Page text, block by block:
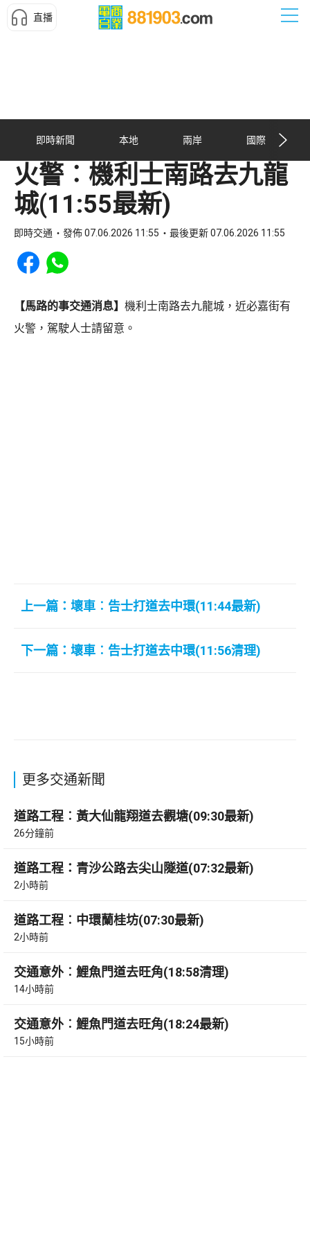
直播
即時新聞 本地 兩岸 國際
火警︰機利士南路去九龍
城(11:55最新)
即時交通 發佈 07.06.2026 11:55 最後更新 07.06.2026 11:55
Share to Facebook
Share to WhatsApp
【馬路的事交通消息】 機利士南路去九龍城，近必嘉街有
火警，駕駛人士請留意。
上一篇：壞車︰告士打道去中環(11:44最新)
下一篇：壞車︰告士打道去中環(11:56清理)
更多交通新聞
道路工程︰黃大仙龍翔道去觀塘(09:30最新)
26分鐘前
道路工程：青沙公路去尖山隧道(07:32最新)
2小時前
道路工程︰中環蘭桂坊(07:30最新)
2小時前
交通意外︰鯉魚門道去旺角(18:58清理)
14小時前
交通意外︰鯉魚門道去旺角(18:24最新)
15小時前